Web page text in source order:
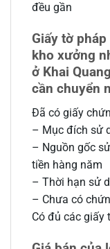
đều gần
Giấy tờ
kho xưởng
ở Khai
cần chuyển
Đã có giấy
– Mục đích sử
– Nguồn gốc
tiền hàng năm
– Thời hạn sử
– Chưa có
Có đủ các giấy